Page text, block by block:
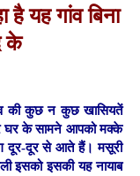
यह गांव बिना
के
की कुछ न कुछ खासियतें
घर के सामने आपको मक्के
दूर-दूर से आते हैं। मसूरी
इसको इसकी यह नायाब